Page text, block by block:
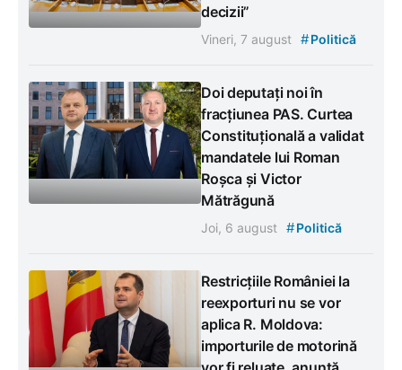
decizii”
Vineri, 7 august #Politică
Doi deputați noi în
fracțiunea PAS. Curtea
Constituțională a validat
mandatele lui Roman
Roșca și Victor
Mătrăgună
Joi, 6 august #Politică
Restricțiile României la
reexporturi nu se vor
aplica R. Moldova:
importurile de motorină